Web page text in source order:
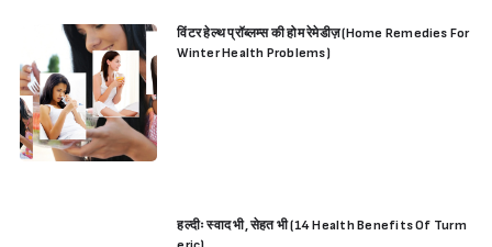
विंटर हेल्थ प्रॉब्लम्स की होम रेमेडीज़ (Home Remedies For
Winter Health Problems)
हल्दीः स्वाद भी, सेहत भी (14 Health Benefits Of Turm